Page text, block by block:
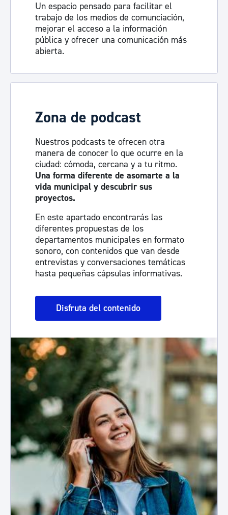
Un espacio pensado para facilitar el
trabajo de los medios de comunciación,
mejorar el acceso a la información
pública y ofrecer una comunicación más
abierta.
Visita la sala de prensa
Zona de podcast
Nuestros podcasts te ofrecen otra
manera de conocer lo que ocurre en la
ciudad: cómoda, cercana y a tu ritmo.
Una forma diferente de asomarte a la
vida municipal y descubrir sus
proyectos.
En este apartado encontrarás las
diferentes propuestas de los
departamentos municipales en formato
sonoro, con contenidos que van desde
entrevistas y conversaciones temáticas
hasta pequeñas cápsulas informativas.
Disfruta del contenido